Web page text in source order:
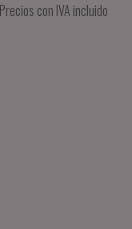
con IVA incluido